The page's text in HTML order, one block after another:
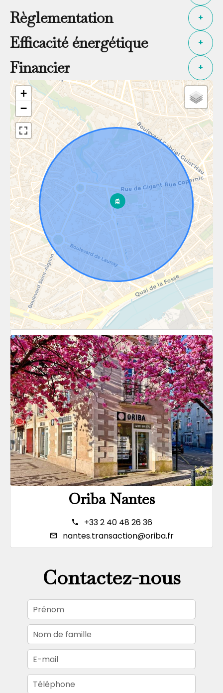
Règlementation
+
Efficacité énergétique +
Financier +
+
−
Oriba Nantes
+33 2 40 48 26 36
nantes.transaction@oriba.fr
Contactez-nous